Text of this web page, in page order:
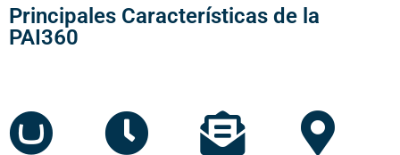
Principales Características de la
PAI360